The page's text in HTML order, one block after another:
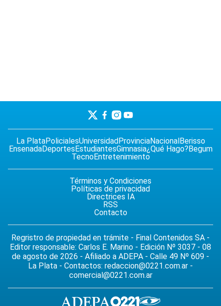
La PlataPolicialesUniversidad ProvinciaNacional Berisso
EnsenadaDeportes EstudiantesGimnasia¿Qué Hago? Begum
TecnoEntretenimiento
Términos y Condiciones
Políticas de privacidad
Directrices IA
RSS
Contacto
Regristro de propiedad en trámite - Final Contenidos SA -
Editor responsable: Carlos E. Marino - Edición Nº 3037 - 08
de agosto de 2026 - Afiliado a ADEPA - Calle 49 Nº 609 -
La Plata - Contactos: redaccion@0221.com.ar -
comercial@0221.com.ar